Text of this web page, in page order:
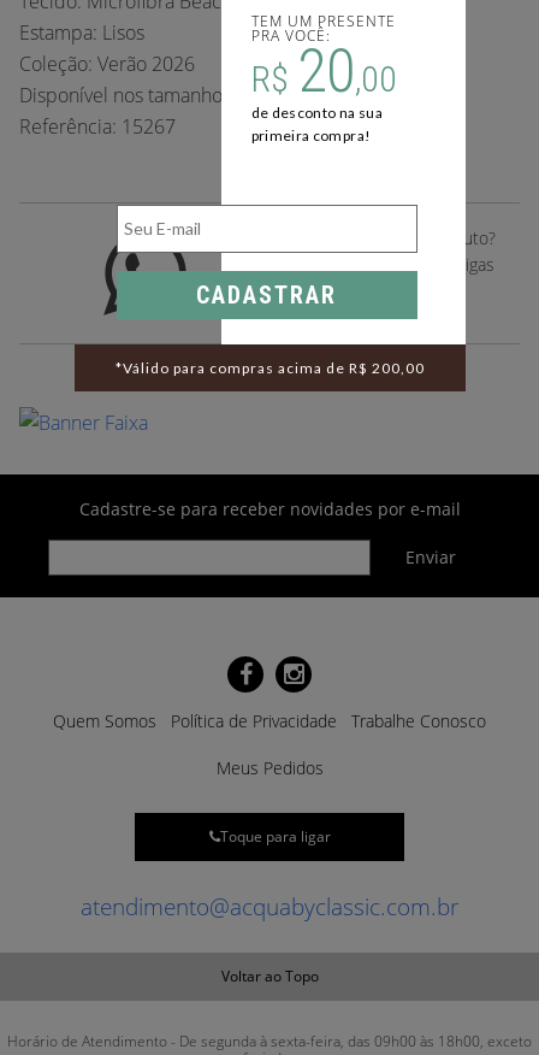
TEM UM PRESENTE
PRA VOCÊ:
R$ 20,00
de desconto na sua
primeira compra!
CADASTRAR
*Válido para compras acima de R$ 200,00
Estampa: Lisos
Coleção: Verão 2026
Disponível nos tamanhos: P, M, G e GG.
Referência: 15267
Gostou deste desse produto?
Compartilhe com suas amigas
pelo whatsapp
Cadastre-se para receber novidades por e-mail
Quem Somos Política de Privacidade Trabalhe Conosco
Meus Pedidos
Toque para ligar
atendimento@acquabyclassic.com.br
Voltar ao Topo
Horário de Atendimento - De segunda à sexta-feira, das 09h00 às 18h00, exceto